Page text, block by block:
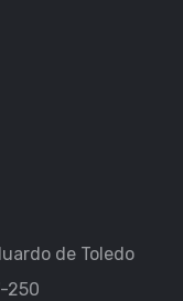
de Toledo
250